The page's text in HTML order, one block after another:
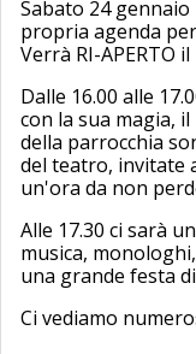
Sabato 24
propria agenda
Verrà RI-APERTO
Dalle 16.00 alle
con la sua magia,
della parrocchia
del teatro, invitate
un'ora da non
Alle 17.30 ci sarà
musica,
una grande festa
Ci vediamo